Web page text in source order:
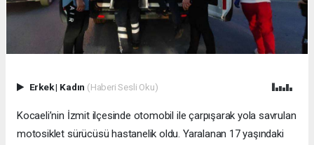
Erkek| Kadın (Haberi Sesli Oku)
Kocaeli’nin İzmit ilçesinde otomobil ile çarpışarak yola savrulan
motosiklet sürücüsü hastanelik oldu. Yaralanan 17 yaşındaki